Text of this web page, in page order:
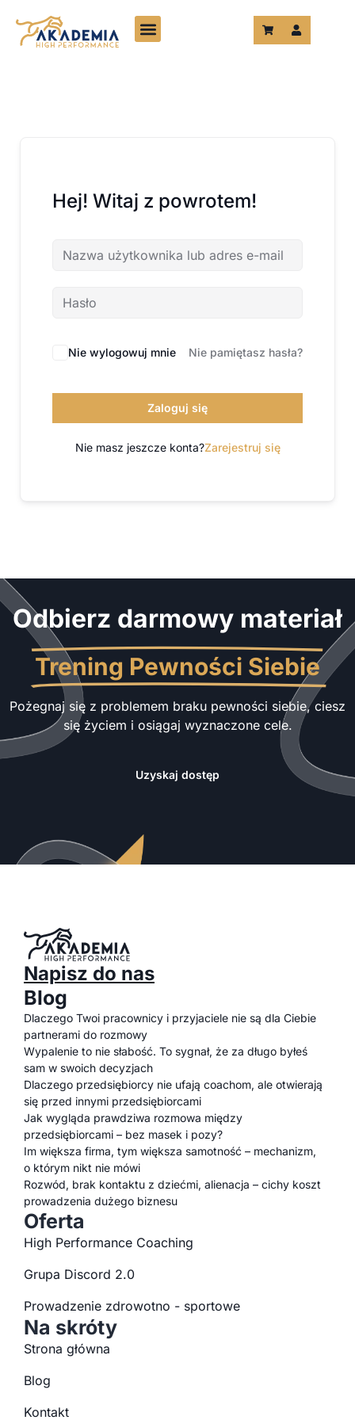
treści
Hej! Witaj z powrotem!
Nie wylogowuj mnie Nie pamiętasz hasła?
Zaloguj się
Nie masz jeszcze konta?Zarejestruj się
Odbierz darmowy materiał
Trening Pewności Siebie
Pożegnaj się z problemem braku pewności siebie, ciesz
się życiem i osiągaj wyznaczone cele.
Uzyskaj dostęp
Napisz do nas
Blog
Dlaczego Twoi pracownicy i przyjaciele nie są dla Ciebie
partnerami do rozmowy
Wypalenie to nie słabość. To sygnał, że za długo byłeś
sam w swoich decyzjach
Dlaczego przedsiębiorcy nie ufają coachom, ale otwierają
się przed innymi przedsiębiorcami
Jak wygląda prawdziwa rozmowa między
przedsiębiorcami – bez masek i pozy?
Im większa firma, tym większa samotność – mechanizm,
o którym nikt nie mówi
Rozwód, brak kontaktu z dziećmi, alienacja – cichy koszt
prowadzenia dużego biznesu
Oferta
High Performance Coaching
Grupa Discord 2.0
Prowadzenie zdrowotno - sportowe
Na skróty
Strona główna
Blog
Kontakt